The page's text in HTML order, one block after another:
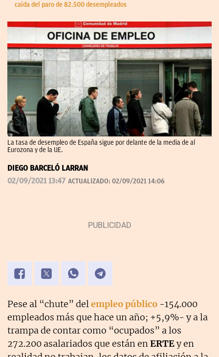
caída del paro de 82.500 desempleados
La tasa de desempleo de España sigue por delante de la media de al
Eurozona y de la UE.
DIEGO BARCELÓ LARRAN
02/09/2021 13:47 ACTUALIZADO: 02/09/2021 14:06
Pese al “chute” delempleo público -154.000
empleados más que hace un año; +5,9%- y a la
trampa de contar como “ocupados” a los
272.200 asalariados que están enERTEy en